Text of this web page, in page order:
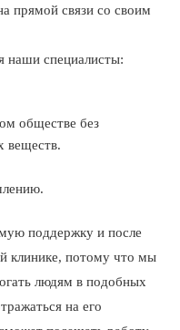
прямой связи со своим
наши специалисты:
обществе без
веществ.
поддержку и после
клинике, потому что мы
людям в подобных
на его